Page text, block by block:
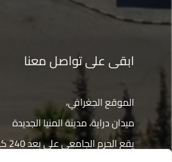
ابقى على تواصل معنا
الموقع الجغرافي،
ميدان دراية، مدينة المنيا الجديدة
يقع الحرم الجامعي على بعد 240 كم جنوب القاهرة